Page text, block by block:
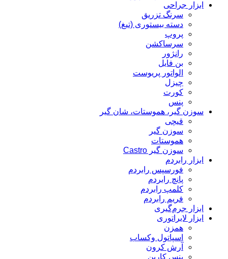
ابزار جراحی
سرنگ تزریق
دسته بیستوری (تیغ)
پروپ
سرساکشن
رانژور
بن فایل
الواتور پریوست
چیزل
کورت
پنس
سوزن گیر، هموستات، شان گیر
قیچی
سوزن گیر
هموستات
سوزن گیر Castro
ابزار رابردم
فورسپس رابردم
پانچ رابردم
کلمپ رابردم
فریم رابردم
ابزار جرم‌گیری
ابزار لابراتوری
همزن
اسپاتول وکساب
آرش کرون
پنس کاربن